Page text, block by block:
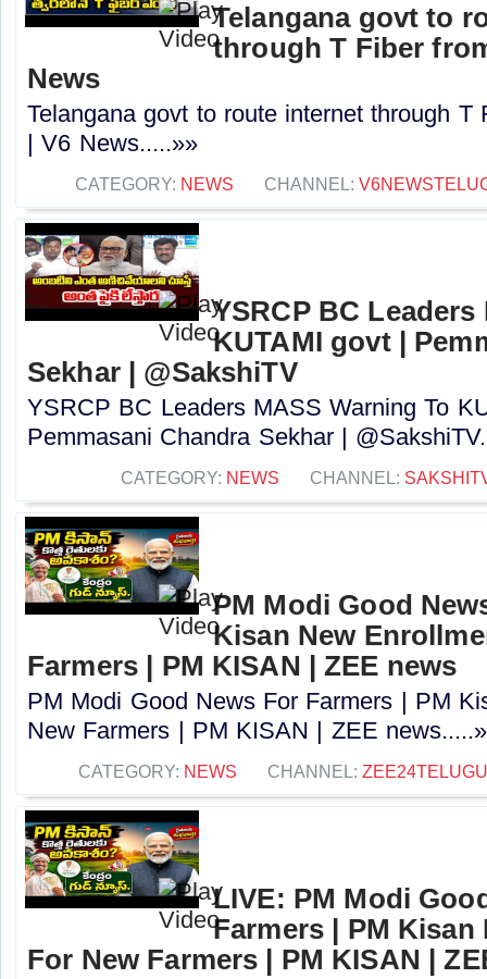
Telangana govt to
through T Fiber
News
Telangana govt to route internet through T
| V6 News.....»»
CATEGORY: NEWS CHANNEL:
YSRCP BC
KUTAMI govt |
Sekhar | @SakshiTV
YSRCP BC Leaders MASS Warning To
Pemmasani Chandra Sekhar |
CATEGORY: NEWS CHANNEL:
PM Modi Good
Kisan New
Farmers | PM KISAN | ZEE news
PM Modi Good News For Farmers | PM
New Farmers | PM KISAN | ZEE
CATEGORY: NEWS CHANNEL:
LIVE: PM Modi
Farmers | PM
For New Farmers | PM KISAN |